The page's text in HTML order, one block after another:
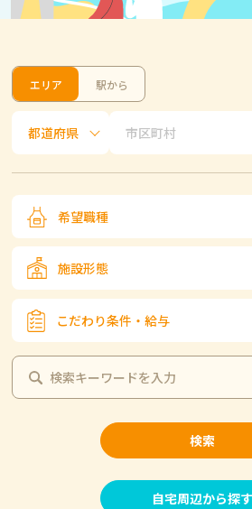
エリア 駅から
希望職種
施設形態
こだわり条件・給与
検索
自宅周辺から探す